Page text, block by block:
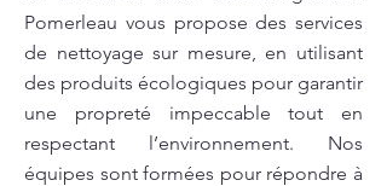
Pomerleau vous propose des services
de nettoyage sur mesure, en utilisant
des produits écologiques pour garantir
une propreté impeccable tout en
respectant l’environnement. Nos
équipes sont formées pour répondre à